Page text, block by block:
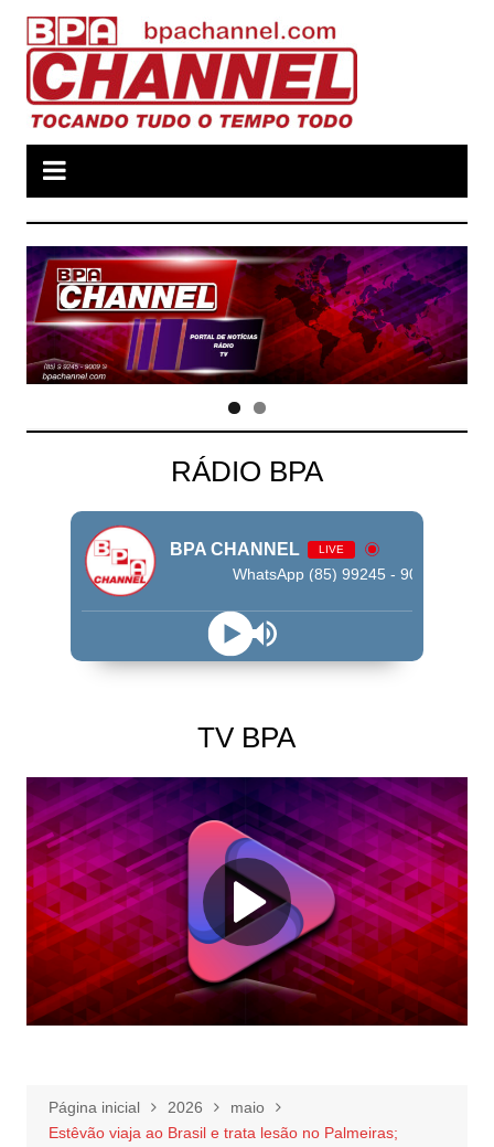
para
conteúdo
RÁDIO BPA
BPA CHANNEL LIVE
WhatsApp (85) 99245 - 9009
TV BPA
Página inicial 2026
maio
Estêvão viaja ao Brasil e trata lesão no Palmeiras;